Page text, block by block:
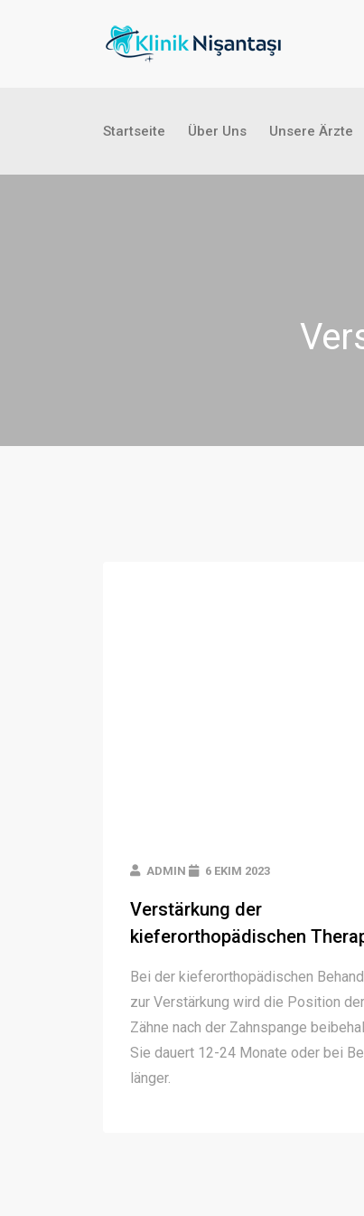
Startseite Über Uns Unsere Ärzte
ADMIN 6 EKIM 2023
Verstärkung der
kieferorthopädischen
Bei der kieferorthopädischen
zur Verstärkung wird die Position der
Zähne nach der Zahnspange
Sie dauert 12-24 Monate oder bei
länger.